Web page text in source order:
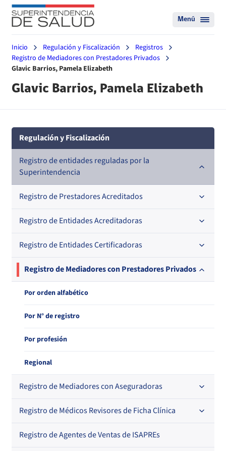
Menú
Inicio Regulación y Fiscalización
Registros
Registro de Mediadores con Prestadores Privados
Glavic Barrios, Pamela Elizabeth
Glavic Barrios, Pamela Elizabeth
Regulación y Fiscalización
Registro de entidades reguladas por la
Superintendencia
Registro de Prestadores Acreditados
Nacional
Regional
En orden alfabético
Por N° de registro
Registro de Entidades Acreditadoras
En orden alfabético
Por N° de registro
Regional
Registro de Entidades Certificadoras
Por orden alfabético
Por N° de registro
Registro de Mediadores con Prestadores Privados
Por orden alfabético
Por N° de registro
Por profesión
Regional
Registro de Mediadores con Aseguradoras
Regional
Por orden alfabético
Registro de Médicos Revisores de Ficha Clínica
Regional
Registro de Agentes de Ventas de ISAPREs